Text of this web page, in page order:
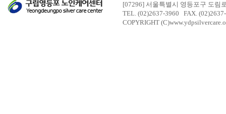
[07296] 서울특별시 영등포구 도림
TEL. (02)2637-3960 FAX.
COPYRIGHT